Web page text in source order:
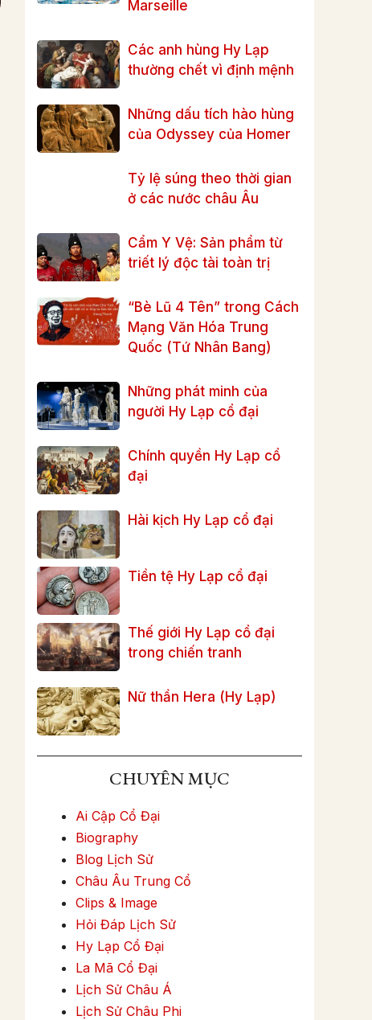
Marseille
Các anh hùng Hy Lạp
thường chết vì định mệnh
Những dấu tích hào hùng
của Odyssey của Homer
Tỷ lệ súng theo thời gian
ở các nước châu Âu
Cẩm Y Vệ: Sản phẩm từ
triết lý độc tài toàn trị
“Bè Lũ 4 Tên” trong Cách
Mạng Văn Hóa Trung
Quốc (Tứ Nhân Bang)
Những phát minh của
người Hy Lạp cổ đại
Chính quyền Hy Lạp cổ
đại
Hài kịch Hy Lạp cổ đại
Tiền tệ Hy Lạp cổ đại
Thế giới Hy Lạp cổ đại
trong chiến tranh
Nữ thần Hera (Hy Lạp)
CHUYÊN MỤC
Ai Cập Cổ Đại
Biography
Blog Lịch Sử
Châu Âu Trung Cổ
Clips & Image
Hỏi Đáp Lịch Sử
Hy Lạp Cổ Đại
La Mã Cổ Đại
Lịch Sử Châu Á
Lịch Sử Châu Phi